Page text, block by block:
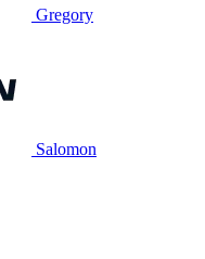
Gregory
Salomon